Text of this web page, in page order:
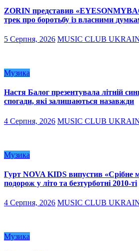
ZORIN представив
трек про боротьбу із власними
5 Серпня, 2026 MUSIC CLUB
Музика
Настя Балог презентувала літній
спогади, які залишаються назавжди
4 Серпня, 2026 MUSIC CLUB
Музика
Гурт NOVA KIDS випустив «Срібне
подорож у літо та безтурботні 2010-ті
4 Серпня, 2026 MUSIC CLUB
Музика